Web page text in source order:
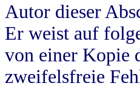
Autor dieser
Er weist auf
von einer Kopie
zweifelsfreie